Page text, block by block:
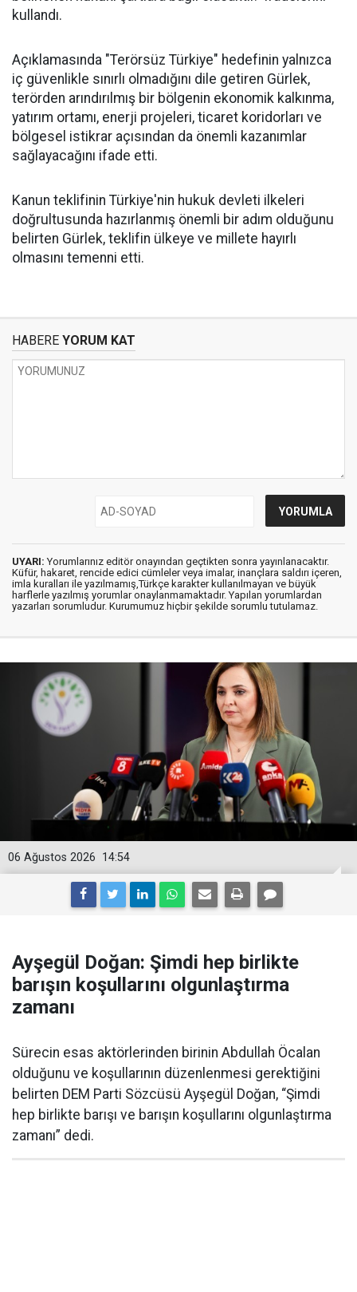
kullandı.
Açıklamasında "Terörsüz Türkiye" hedefinin yalnızca
iç güvenlikle sınırlı olmadığını dile getiren Gürlek,
terörden arındırılmış bir bölgenin ekonomik kalkınma,
yatırım ortamı, enerji projeleri, ticaret koridorları ve
bölgesel istikrar açısından da önemli kazanımlar
sağlayacağını ifade etti.
Kanun teklifinin Türkiye'nin hukuk devleti ilkeleri
doğrultusunda hazırlanmış önemli bir adım olduğunu
belirten Gürlek, teklifin ülkeye ve millete hayırlı
olmasını temenni etti.
HABERE YORUM KAT
UYARI: Yorumlarınız editör onayından geçtikten sonra yayınlanacaktır.
Küfür, hakaret, rencide edici cümleler veya imalar, inançlara saldırı içeren,
imla kuralları ile yazılmamış,Türkçe karakter kullanılmayan ve büyük
harflerle yazılmış yorumlar onaylanmamaktadır. Yapılan yorumlardan
yazarları sorumludur. Kurumumuz hiçbir şekilde sorumlu tutulamaz.
14:54
06 Ağustos 2026
Ayşegül Doğan: Şimdi hep birlikte
barışın koşullarını olgunlaştırma
zamanı
Sürecin esas aktörlerinden birinin Abdullah Öcalan
olduğunu ve koşullarının düzenlenmesi gerektiğini
belirten DEM Parti Sözcüsü Ayşegül Doğan, “Şimdi
hep birlikte barışı ve barışın koşullarını olgunlaştırma
zamanı” dedi.